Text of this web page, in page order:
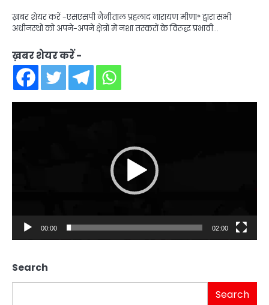
ख़बर शेयर करें -एसएसपी नैनीताल प्रहलाद नारायण मीणा* द्वारा सभी
अधीनस्थों को अपने-अपने क्षेत्रों में नशा तस्करों के विरूद्ध प्रभावी…
ख़बर शेयर करें -
00:00 02:00
Search
Search